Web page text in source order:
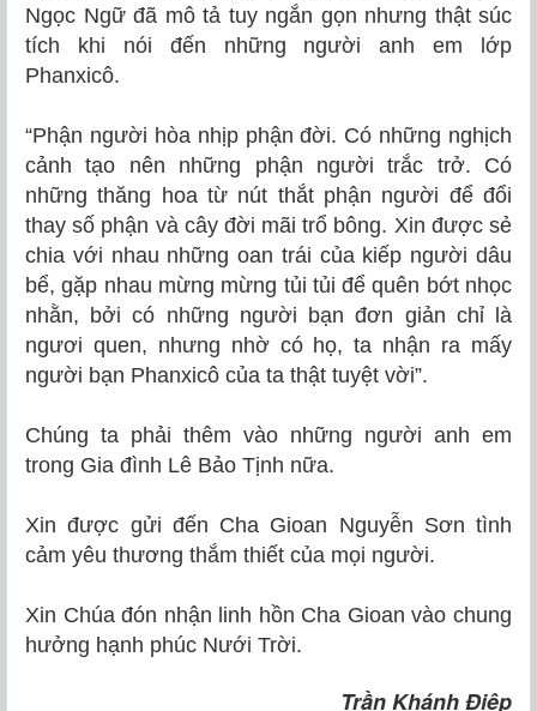
Ngọc Ngữ đã mô tả tuy ngắn gọn nhưng thật súc
tích khi nói đến những người anh em lớp
Phanxicô.
“Phận người hòa nhịp phận đời. Có những nghịch
cảnh tạo nên những phận người trắc trở. Có
những thăng hoa từ nút thắt phận người để đổi
thay số phận và cây đời mãi trổ bông. Xin được sẻ
chia với nhau những oan trái của kiếp người dâu
bể, gặp nhau mừng mừng tủi tủi để quên bớt nhọc
nhằn, bởi có những người bạn đơn giản chỉ là
ngươi quen, nhưng nhờ có họ, ta nhận ra mấy
người bạn Phanxicô của ta thật tuyệt vời”.
Chúng ta phải thêm vào những người anh em
trong Gia đình Lê Bảo Tịnh nữa.
Xin được gửi đến Cha Gioan Nguyễn Sơn tình
cảm yêu thương thắm thiết của mọi người.
Xin Chúa đón nhận linh hồn Cha Gioan vào chung
hưởng hạnh phúc Nưới Trời.
Trần Khánh Điệp